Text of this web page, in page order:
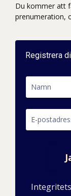
Du kommer att
prenumeration,
Registrera